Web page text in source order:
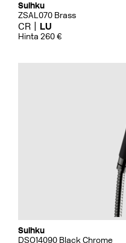
Suihku
ZSAL070 Brass
CR LU
Hinta 260 €
Suihku
DSO14090 Black Chrome